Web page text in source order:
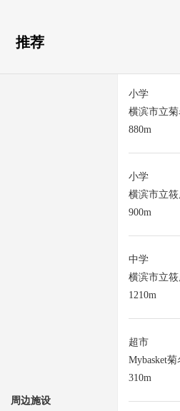
推荐
周边施设
小学
横滨市立
880m
小学
横滨市立
900m
中学
横滨市立
1210m
超市
Mybasket
310m